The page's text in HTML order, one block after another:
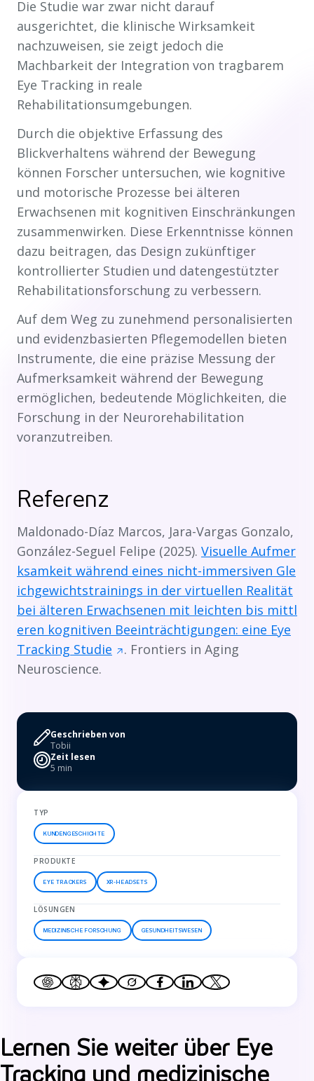
Die Studie war zwar nicht darauf
ausgerichtet, die klinische Wirksamkeit
nachzuweisen, sie zeigt jedoch die
Machbarkeit der Integration von tragbarem
Eye Tracking in reale
Rehabilitationsumgebungen.
Durch die objektive Erfassung des
Blickverhaltens während der Bewegung
können Forscher untersuchen, wie kognitive
und motorische Prozesse bei älteren
Erwachsenen mit kognitiven Einschränkungen
zusammenwirken. Diese Erkenntnisse können
dazu beitragen, das Design zukünftiger
kontrollierter Studien und datengestützter
Rehabilitationsforschung zu verbessern.
Auf dem Weg zu zunehmend personalisierten
und evidenzbasierten Pflegemodellen bieten
Instrumente, die eine präzise Messung der
Aufmerksamkeit während der Bewegung
ermöglichen, bedeutende Möglichkeiten, die
Forschung in der Neurorehabilitation
voranzutreiben.
Referenz
Maldonado-Díaz Marcos, Jara-Vargas Gonzalo,
González-Seguel Felipe (2025). Visuelle Aufmer
ksamkeit während eines nicht-immersiven Gle
ichgewichtstrainings in der virtuellen Realität
bei älteren Erwachsenen mit leichten bis mittl
eren kognitiven Beeinträchtigungen: eine Eye
Tracking Studie
. Frontiers in Aging
Neuroscience.
Geschrieben von
Tobii
Zeit lesen
5 min
TYP
KUNDENGESCHICHTE
PRODUKTE
EYE TRACKERS XR-HEADSETS
LÖSUNGEN
MEDIZINISCHE FORSCHUNG GESUNDHEITSWESEN
Lernen Sie weiter über Eye
Tracking und medizinische